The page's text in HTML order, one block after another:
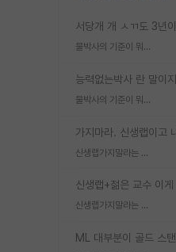
물박사의 기준이 뭐임?
물박사의 기준이 뭐임?
신생랩가지말라는 이유가 있었구나
신생랩가지말라는 이유가 있었구나